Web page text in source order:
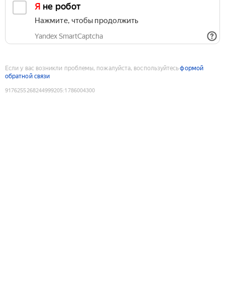
Я не робот
Нажмите, чтобы продолжить
Yandex SmartCaptcha
Если у вас возникли проблемы, пожалуйста, воспользуйтесьформой
обратной связи
9176255268244999205:1786004300